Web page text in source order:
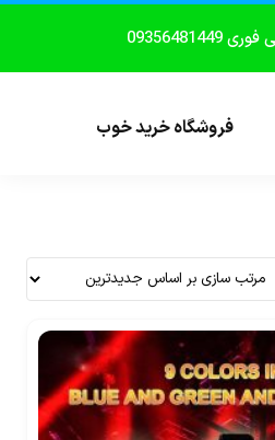
فروشگاه خرید خوب